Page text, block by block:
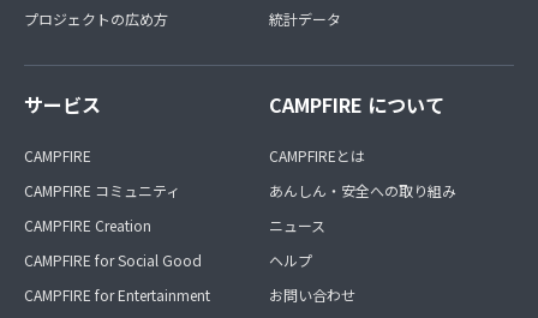
プロジェクトの広め方
統計データ
サービス
CAMPFIRE
CAMPFIRE コミュニティ
CAMPFIRE Creation
CAMPFIRE for Social Good
CAMPFIRE for Entertainment
CAMPFIRE について
CAMPFIREとは
あんしん・安全への取り組み
ニュース
ヘルプ
お問い合わせ